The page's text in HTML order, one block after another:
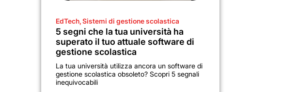
EdTech,Sistemi di gestione scolastica
5 segni che la tua università ha
superato il tuo attuale software di
gestione scolastica
La tua università utilizza ancora un software di
gestione scolastica obsoleto? Scopri 5 segnali
inequivocabili